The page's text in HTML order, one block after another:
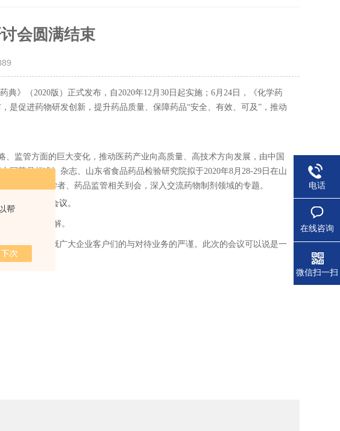
帮
会圆满结束
》（2020版）正式发布，自2020年12月30日起实施；6月24日，《化学药
促进药物研发创新，提升药品质量、保障药品“安全、有效、可及”，推动
监管方面的巨大变化，推动医药产业向高质量、高技术方向发展，由中国
药品标准》杂志、山东省食品药品检验研究院拟于2020年8月28-29日在山
领域多位学者、药品监管相关到会，深入交流药物制剂领域的专题。
参与了这次会议。
入浅出的讲解。
不由得感慨广大企业客户们的与对待业务的严谨。此次的会议可以说是一
电话
在线咨询
微信扫一扫